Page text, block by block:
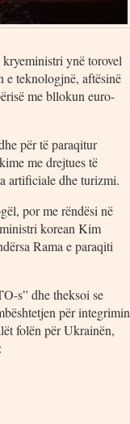
ynë torovel
e teknologjnë, aftësinë
me bllokun euro-
për të paraqitur
me drejtues të
artificiale dhe turizmi.
por me rëndësi në
korean Kim
Rama e paraqiti
s” dhe theksoi se
për integrimin
folën për Ukrainën,